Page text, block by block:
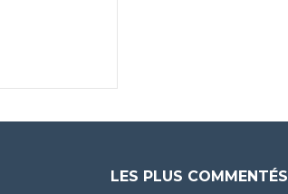
LES PLUS COMMENTÉS